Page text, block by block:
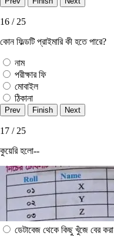
16 / 25
কোন ফিল্ডটি প্রাইমারি কী হতে পারে?
নাম
পরীক্ষার ফি
মোবাইল
ঠিকানা
17 / 25
কুয়েরি হলো--
ডেটাবেজ থেকে কিছু খুঁজে বের করা